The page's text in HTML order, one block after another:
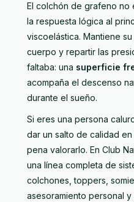
El colchón de grafeno no
la respuesta lógica al
viscoelástica. Mantiene
cuerpo y repartir las
faltaba: una superficie
acompaña el descenso
durante el sueño.
Si eres una persona
dar un salto de calidad
pena valorarlo. En Club
una línea completa de
colchones, toppers,
asesoramiento personal